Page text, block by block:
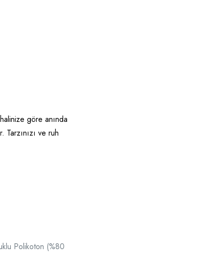
göre anında
ve ruh
Polikoton (%80